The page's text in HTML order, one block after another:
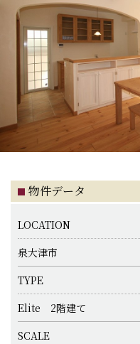
物件データ
LOCATION
泉大津市
TYPE
Elite 2階建て
SCALE